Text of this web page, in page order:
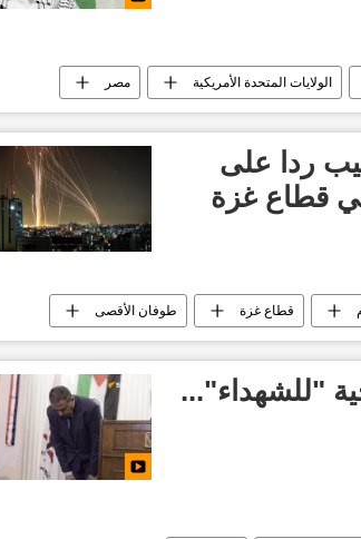
الولايات المتحدة الأمريكية مصر
التصعيد العسكري بين قطاع غزة وإسرائيل
حركة حماس
ردا على
قطاع غزة
قطاع غزة طوفان الأقصى
العالم العربي
"للشهداء"...